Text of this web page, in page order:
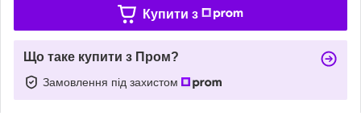
Купити з
Що таке купити з Пром?
Замовлення під захистом